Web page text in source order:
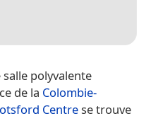
salle polyvalente
de la Colombie-
Centrese trouve